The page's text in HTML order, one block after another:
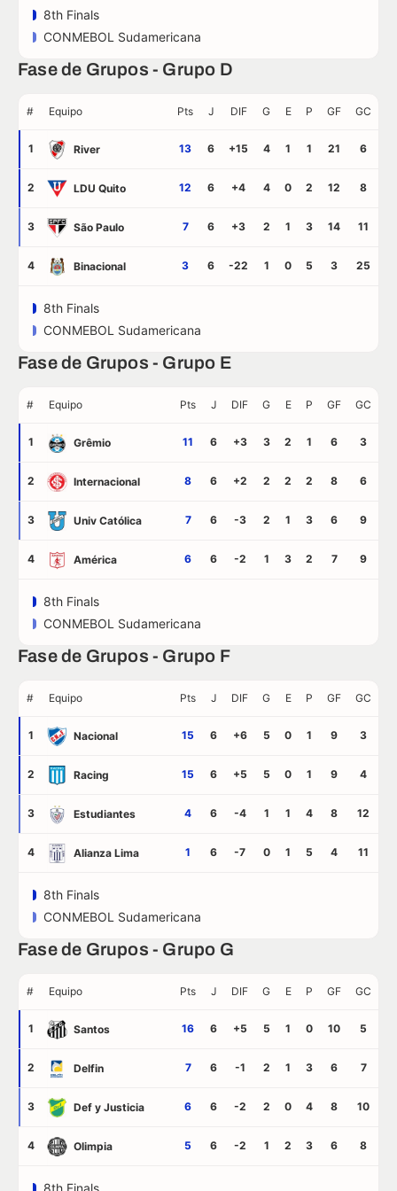
8th Finals
CONMEBOL Sudamericana
Fase de Grupos - Grupo D
# Equipo Pts J DIF G E P GF GC
1 River 13 6 +15 4 1 1 21 6
2 LDU Quito 12 6 +4 4 0 2 12 8
3 São Paulo 7 6 +3 2 1 3 14 11
4 Binacional 3 6 -22 1 0 5 3 25
8th Finals
CONMEBOL Sudamericana
Fase de Grupos - Grupo E
# Equipo Pts J DIF G E P GF GC
1 Grêmio 11 6 +3 3 2 1 6 3
2 Internacional 8 6 +2 2 2 2 8 6
3 Univ Católica 7 6 -3 2 1 3 6 9
4 América 6 6 -2 1 3 2 7 9
8th Finals
CONMEBOL Sudamericana
Fase de Grupos - Grupo F
# Equipo Pts J DIF G E P GF GC
1 Nacional 15 6 +6 5 0 1 9 3
2 Racing 15 6 +5 5 0 1 9 4
3 Estudiantes 4 6 -4 1 1 4 8 12
4 Alianza Lima 1 6 -7 0 1 5 4 11
8th Finals
CONMEBOL Sudamericana
Fase de Grupos - Grupo G
# Equipo Pts J DIF G E P GF GC
1 Santos 16 6 +5 5 1 0 10 5
2 Delfin 7 6 -1 2 1 3 6 7
3 Def y Justicia 6 6 -2 2 0 4 8 10
4 Olimpia 5 6 -2 1 2 3 6 8
8th Finals